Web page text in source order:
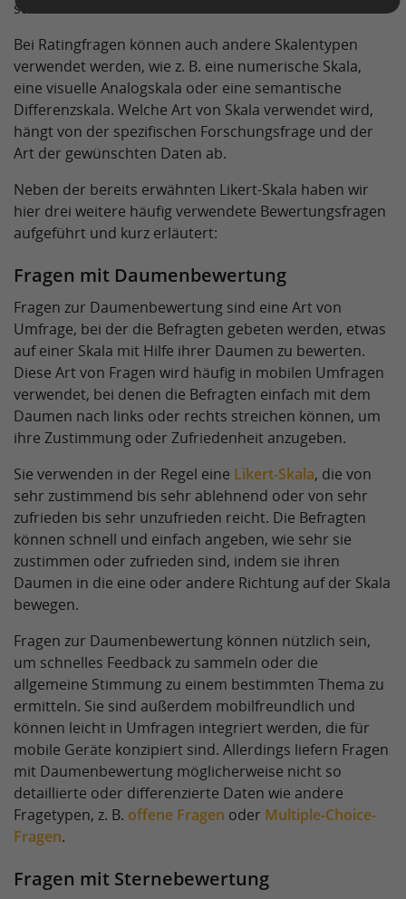
steht.
Bei Ratingfragen können auch andere Skalentypen
verwendet werden, wie z. B. eine numerische Skala,
eine visuelle Analogskala oder eine semantische
Differenzskala. Welche Art von Skala verwendet wird,
hängt von der spezifischen Forschungsfrage und der
Art der gewünschten Daten ab.
Neben der bereits erwähnten Likert-Skala haben wir
hier drei weitere häufig verwendete Bewertungsfragen
aufgeführt und kurz erläutert:
Fragen mit Daumenbewertung
Fragen zur Daumenbewertung sind eine Art von
Umfrage, bei der die Befragten gebeten werden, etwas
auf einer Skala mit Hilfe ihrer Daumen zu bewerten.
Diese Art von Fragen wird häufig in mobilen Umfragen
verwendet, bei denen die Befragten einfach mit dem
Daumen nach links oder rechts streichen können, um
ihre Zustimmung oder Zufriedenheit anzugeben.
Sie verwenden in der Regel eine Likert-Skala, die von
sehr zustimmend bis sehr ablehnend oder von sehr
zufrieden bis sehr unzufrieden reicht. Die Befragten
können schnell und einfach angeben, wie sehr sie
zustimmen oder zufrieden sind, indem sie ihren
Daumen in die eine oder andere Richtung auf der Skala
bewegen.
Fragen zur Daumenbewertung können nützlich sein,
um schnelles Feedback zu sammeln oder die
allgemeine Stimmung zu einem bestimmten Thema zu
ermitteln. Sie sind außerdem mobilfreundlich und
können leicht in Umfragen integriert werden, die für
mobile Geräte konzipiert sind. Allerdings liefern Fragen
mit Daumenbewertung möglicherweise nicht so
detaillierte oder differenzierte Daten wie andere
Fragetypen, z. B. offene Fragen oder Multiple-Choice-
Fragen.
Fragen mit Sternebewertung